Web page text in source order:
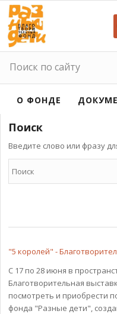
Поиск по сайту
О ФОНДЕ
Поиск
Введите слово или фразу
"5 королей" -
С 17 по 28 июня в
Благотворительная
посмотреть и приобрести
фонда "Разные дети",